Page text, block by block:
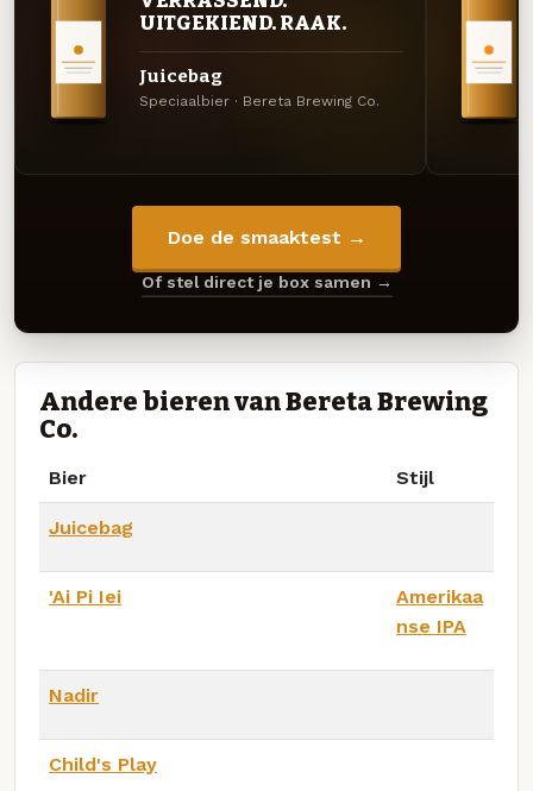
UITGEKIEND. RAAK.
Juicebag
Speciaalbier · Bereta Brewing Co.
Doe de smaaktest →
Of stel direct je box samen →
Andere bieren van Bereta Brewing
Co.
Bier Stijl
Juicebag
'Ai Pi Iei
Amerikaa
nse IPA
Nadir
Child's Play